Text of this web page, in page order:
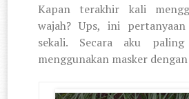
Kapan terakhir kali
wajah? Ups, ini
sekali. Secara aku
menggunakan masker